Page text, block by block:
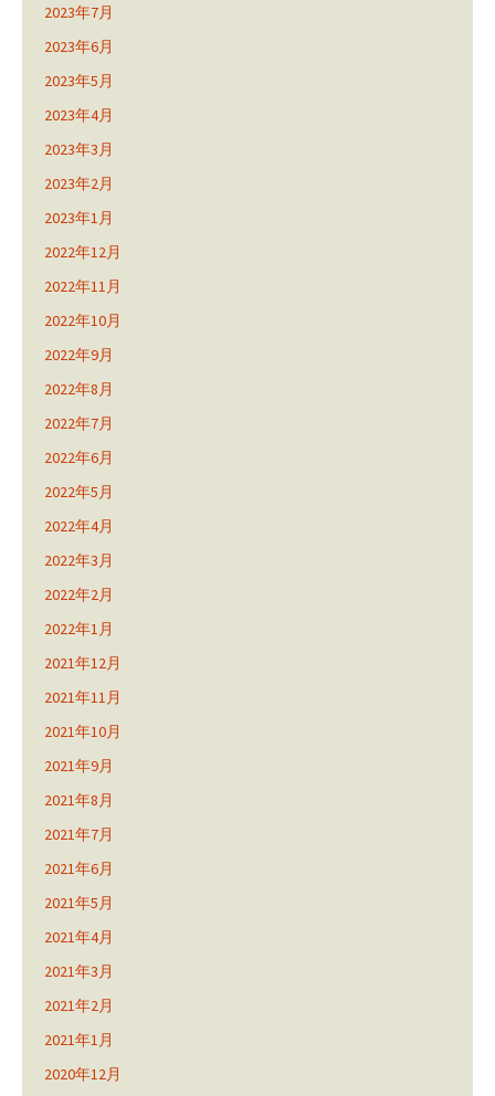
2023年7月
2023年6月
2023年5月
2023年4月
2023年3月
2023年2月
2023年1月
2022年12月
2022年11月
2022年10月
2022年9月
2022年8月
2022年7月
2022年6月
2022年5月
2022年4月
2022年3月
2022年2月
2022年1月
2021年12月
2021年11月
2021年10月
2021年9月
2021年8月
2021年7月
2021年6月
2021年5月
2021年4月
2021年3月
2021年2月
2021年1月
2020年12月